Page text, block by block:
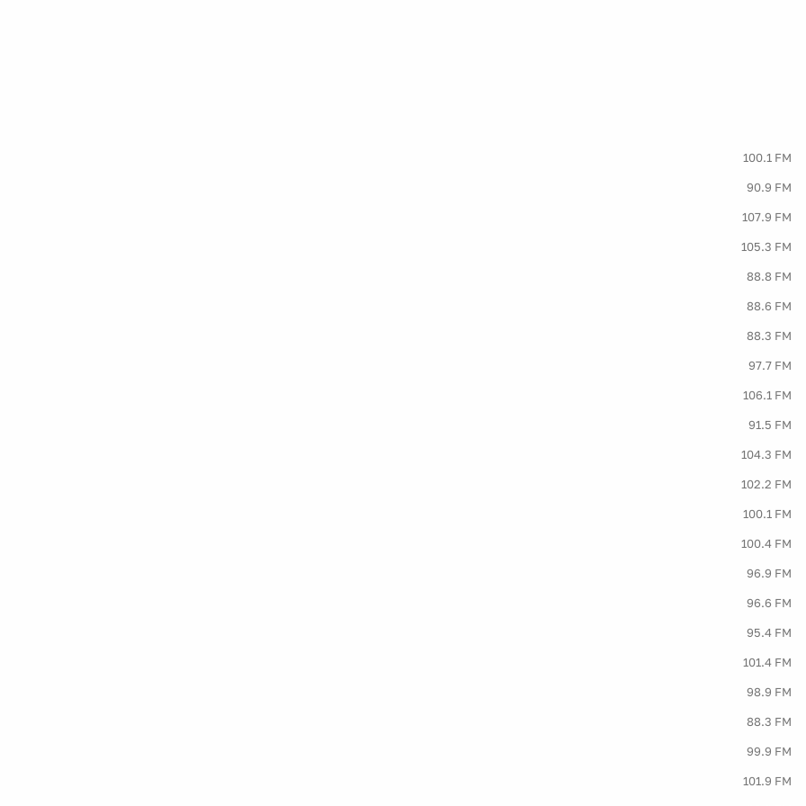
100.1 FM
90.9 FM
107.9 FM
105.3 FM
88.8 FM
88.6 FM
88.3 FM
97.7 FM
106.1 FM
91.5 FM
104.3 FM
102.2 FM
100.1 FM
100.4 FM
96.9 FM
96.6 FM
95.4 FM
101.4 FM
98.9 FM
88.3 FM
99.9 FM
101.9 FM